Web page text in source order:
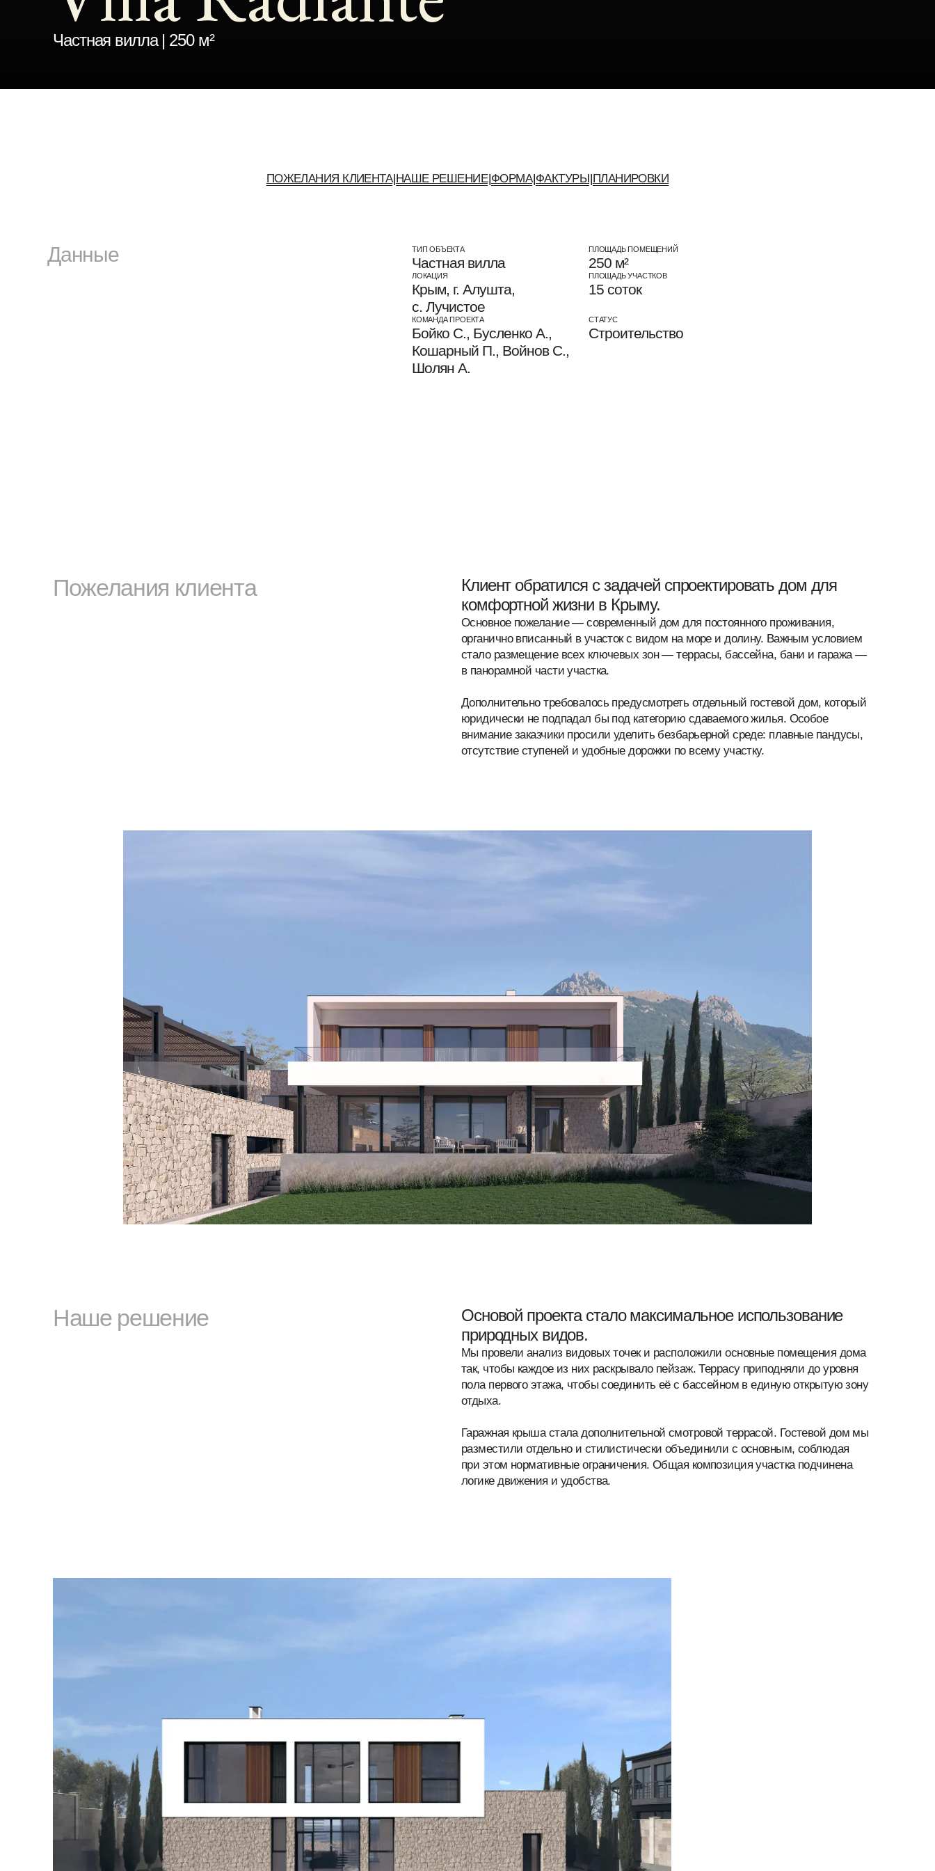
ПОЖЕЛАНИЯ КЛИЕНТА|НАШЕ РЕШЕНИЕ|ФОРМА|ФАКТУРЫ|ПЛАНИРОВКИ
Данные ТИП ОБЪЕКТА
Частная вилла
ПЛОЩАДЬ ПОМЕЩЕНИЙ
250 м²
ЛОКАЦИЯ
Крым, г. Алушта,
c. Лучистое
ПЛОЩАДЬ УЧАСТКОВ
15 соток
КОМАНДА ПРОЕКТА
Бойко С., Бусленко А.,
Кошарный П., Войнов С.,
Шолян А.
СТАТУС
Строительство
внимание заказчики просили уделить безбарьерной среде: плавные пандусы,
отсутствие ступеней и удобные дорожки по всему участку.
Наше решение
Основой проекта стало максимальное использование
природных видов.
Мы провели анализ видовых точек и расположили основные помещения дома
так, чтобы каждое из них раскрывало пейзаж. Террасу приподняли до уровня
пола первого этажа, чтобы соединить её с бассейном в единую открытую зону
отдыха.
Гаражная крыша стала дополнительной смотровой террасой. Гостевой дом мы
разместили отдельно и стилистически объединили с основным, соблюдая
Форма
Архитектурный образ дома строится на ощущении
лёгкости, контраста и баланса.
Первый этаж — массивный, облицованный камнем, второй — светлая
консольная конструкция, визуально «парящая» над участком. Такое решение
подчеркивает разграничение функциональных зон и создаёт характерный
архитектурный образ.
Металлические двутавры, использованные для опоры террасы, облегчают
восприятие второго этажа. Архитектура минималистична, с элементами